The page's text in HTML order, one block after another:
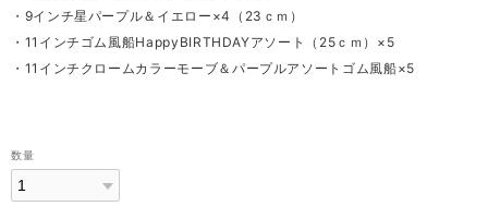
・9インチ星パープル＆イエロー×4（23ｃｍ）
・11インチゴム風船HappyBIRTHDAYアソート（25ｃｍ）×5
・11インチクロームカラーモーブ＆パープルアソートゴム風船×5
数量